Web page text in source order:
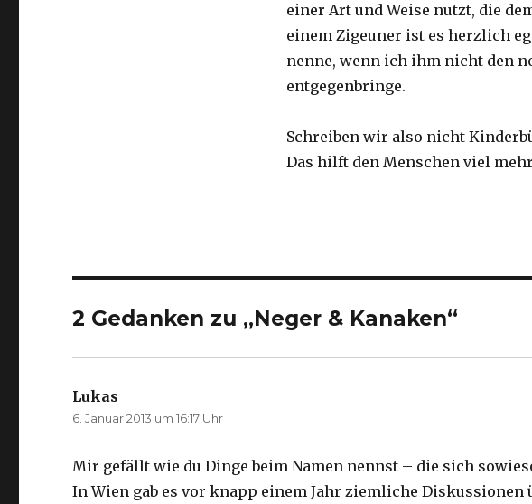
einer Art und Weise nutzt, die
einem Zigeuner ist es herzlich
nenne, wenn ich ihm nicht den
entgegenbringe.
Schreiben wir also nicht
Das hilft den Menschen viel
2 Gedanken zu „Neger & Kanaken“
Lukas
6. Januar 2013 um 16:17 Uhr
Mir gefällt wie du Dinge beim Namen nennst – die sich
In Wien gab es vor knapp einem Jahr ziemliche Diskussionen